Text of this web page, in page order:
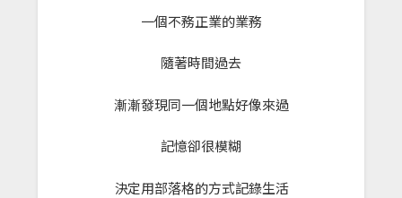
一個不務正業的業務
隨著時間過去
漸漸發現同一個地點好像來過
記憶卻很模糊
決定用部落格的方式記錄生活